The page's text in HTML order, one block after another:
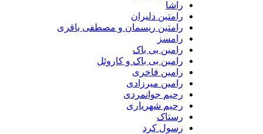
رامتین دلیران
رامتین ریسمان و مصطفی باقری
رامین بی باک
رامین بی باک و کاروئل
رامین فاخری
رامین میرزادی
رحیم جوانمردی
رحیم شهریاری
رستاک
رسول کرد